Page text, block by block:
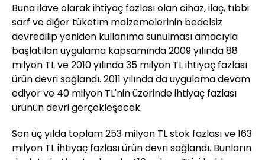
Buna ilave olarak ihtiyaç fazlası olan cihaz, ilaç, tıbbi
sarf ve diğer tüketim malzemelerinin bedelsiz
devredilip yeniden kullanıma sunulması amacıyla
başlatılan uygulama kapsamında 2009 yılında 88
milyon TL ve 2010 yılında 35 milyon TL ihtiyaç fazlası
ürün devri sağlandı. 2011 yılında da uygulama devam
ediyor ve 40 milyon TL'nin üzerinde ihtiyaç fazlası
ürünün devri gerçekleşecek.
Son üç yılda toplam 253 milyon TL stok fazlası ve 163
milyon TL ihtiyaç fazlası ürün devri sağlandı. Bunların